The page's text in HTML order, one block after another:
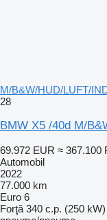
M/B&W/HUD/LUFT/
28
BMW X5 /40d M/
69.972 EUR ≈ 367.100
Automobil
2022
77.000 km
Euro 6
Forţă 340 c.p. (250 kW)